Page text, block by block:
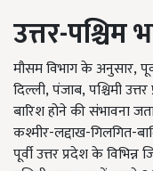
उत्तर-
मौसम विभाग के अनुसार,
दिल्ली, पंजाब, पश्चिमी
बारिश होने की संभावना
कश्मीर-लद्दाख-गिलगित-
पूर्वी उत्तर प्रदेश के